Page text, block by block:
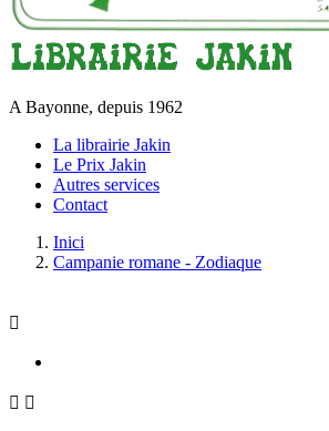
A Bayonne, depuis 1962
La librairie Jakin
Le Prix Jakin
Autres services
Contact
Inici
Campanie romane - Zodiaque

 